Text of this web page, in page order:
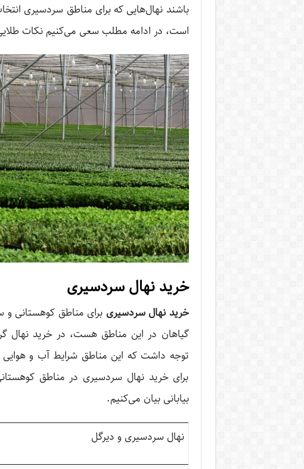
باشند نهال‌هایی که برای مناطق سردسیری
است، در ادامه مطلب سعی می‌کنیم نکات طلایی
خرید نهال سردسیری
خرید نهال سردسیری برای مناطق کوهستانی
گیاهان در این مناطق هست، در خرید نهال
توجه داشت که این مناطق شرایط آب و هوایی
برای خرید نهال سردسیری در مناطق
بیابانی بیان می‌کنیم.
نهال سردسیری و دیرگل